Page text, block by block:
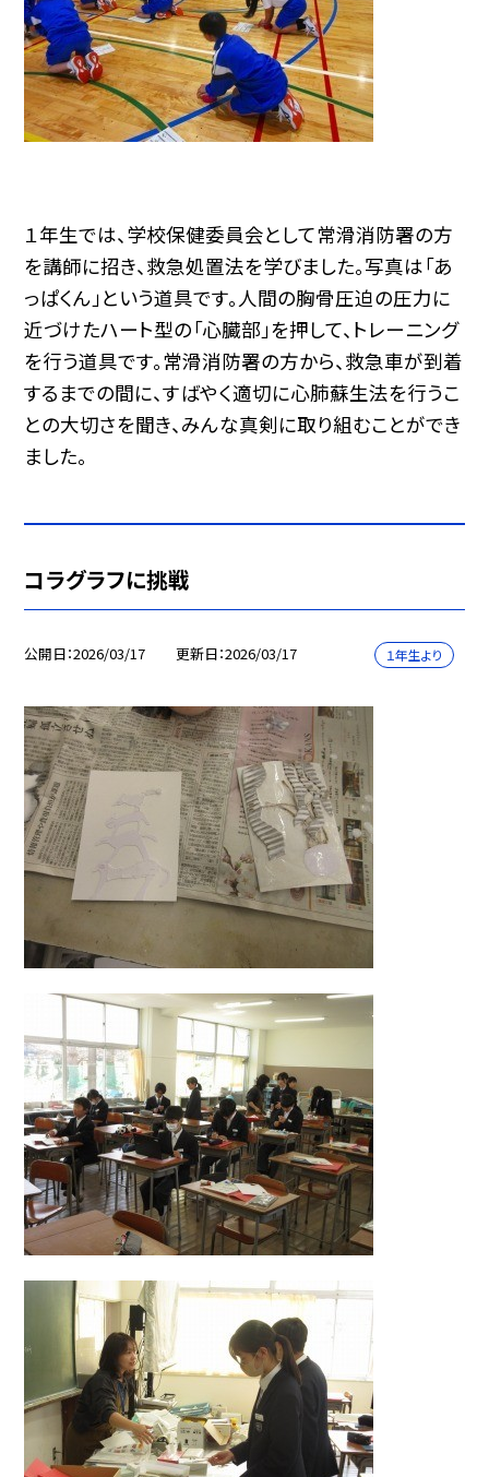
１年生では、学校保健委員会として常滑消防署の方
を講師に招き、救急処置法を学びました。写真は「あ
っぱくん」という道具です。人間の胸骨圧迫の圧力に
近づけたハート型の「心臓部」を押して、トレーニング
を行う道具です。常滑消防署の方から、救急車が到着
するまでの間に、すばやく適切に心肺蘇生法を行うこ
との大切さを聞き、みんな真剣に取り組むことができ
ました。
コラグラフに挑戦
公開日 2026/03/17 更新日 2026/03/17 １年生より